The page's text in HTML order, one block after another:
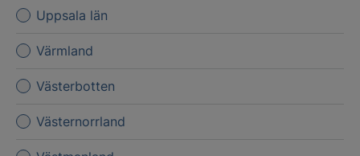
Uppsala län
Värmland
Västerbotten
Västernorrland